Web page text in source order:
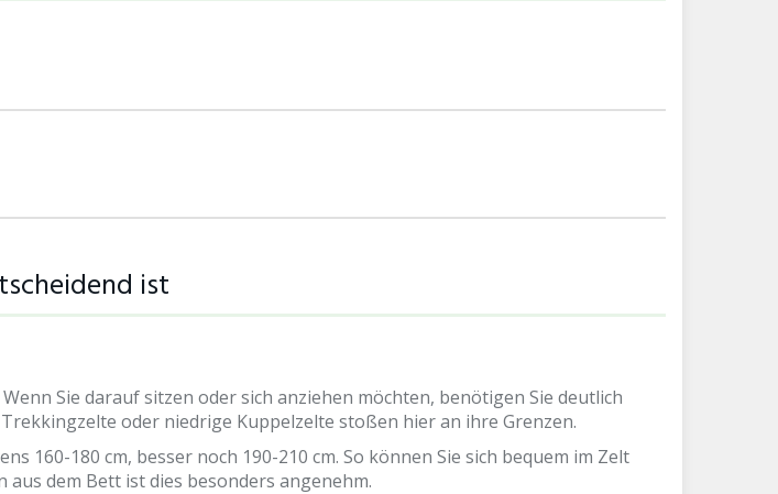
ist
Sie darauf sitzen oder sich anziehen möchten, benötigen Sie deutlich
oder niedrige Kuppelzelte stoßen hier an ihre Grenzen.
160-180 cm, besser noch 190-210 cm. So können Sie sich bequem im Zelt
dem Bett ist dies besonders angenehm.